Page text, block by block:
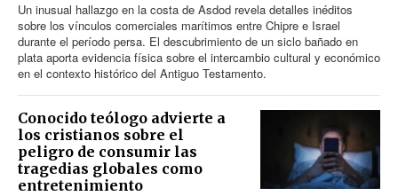
Un inusual hallazgo en la costa de Asdod revela detalles inéditos
sobre los vínculos comerciales marítimos entre Chipre e Israel
durante el período persa. El descubrimiento de un siclo bañado en
plata aporta evidencia física sobre el intercambio cultural y económico
en el contexto histórico del Antiguo Testamento.
Conocido teólogo advierte a
los cristianos sobre el
peligro de consumir las
tragedias globales como
entretenimiento